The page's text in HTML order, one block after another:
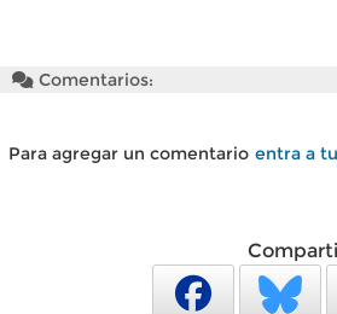
Comentarios:
Para agregar un comentario entra a